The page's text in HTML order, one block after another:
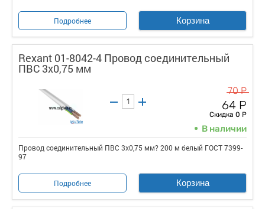
Подробнее Корзина
Rexant 01-8042-4 Провод соединительный
ПВС 3x0,75 мм
70 Р
64 Р
Скидка 0 Р
В наличии
Провод соединительный ПВС 3x0,75 мм? 200 м белый ГОСТ 7399-
97
Подробнее Корзина